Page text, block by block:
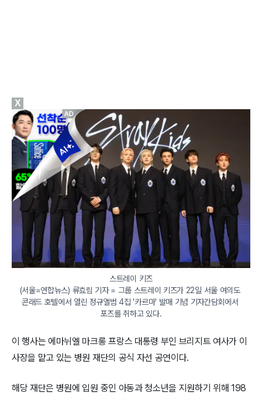
스트레이 키즈
(서울=연합뉴스) 류효림 기자 = 그룹 스트레이 키즈가 22일 서울 여의도
콘래드 호텔에서 열린 정규앨범 4집 '카르마' 발매 기념 기자간담회에서
포즈를 취하고 있다.
이 행사는 에마뉘엘 마크롱 프랑스 대통령 부인 브리지트 여사가 이
사장을 맡고 있는 병원 재단의 공식 자선 공연이다.
해당 재단은 병원에 입원 중인 아동과 청소년을 지원하기 위해 198
X